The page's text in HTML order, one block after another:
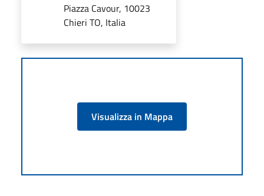
Piazza Cavour, 10023
Chieri TO, Italia
Visualizza in Mappa